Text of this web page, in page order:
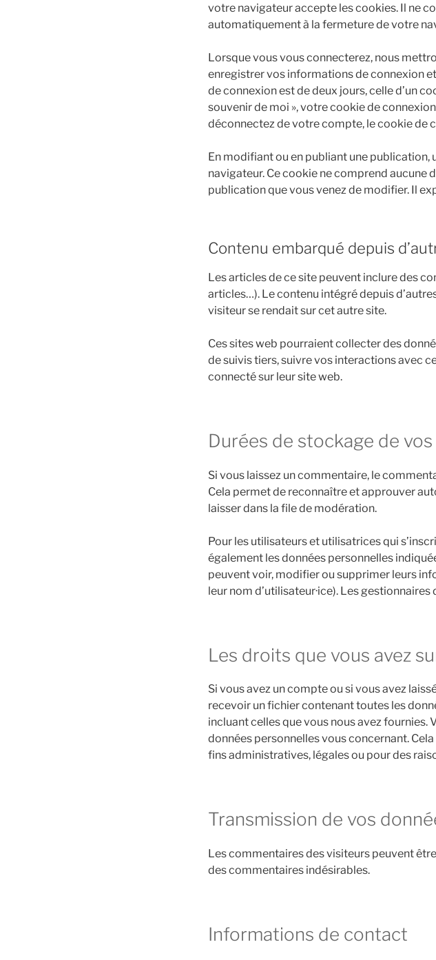
votre navigateur accepte les cookies. Il ne
automatiquement à la fermeture de votre
Lorsque vous vous connecterez, nous
enregistrer vos informations de connexion
de connexion est de deux jours, celle d’un
souvenir de moi », votre cookie de
déconnectez de votre compte, le cookie de
En modifiant ou en publiant une
navigateur. Ce cookie ne comprend aucune
publication que vous venez de modifier. Il
Contenu embarqué depuis
Les articles de ce site peuvent inclure des
articles…). Le contenu intégré depuis
visiteur se rendait sur cet autre site.
Ces sites web pourraient collecter des
de suivis tiers, suivre vos interactions avec
connecté sur leur site web.
Durées de stockage de
Si vous laissez un commentaire, le
Cela permet de reconnaître et approuver
laisser dans la file de modération.
Pour les utilisateurs et utilisatrices qui
également les données personnelles
peuvent voir, modifier ou supprimer leurs
leur nom d’utilisateur·ice). Les
Les droits que vous avez
Si vous avez un compte ou si vous avez
recevoir un fichier contenant toutes les
incluant celles que vous nous avez
données personnelles vous concernant.
fins administratives, légales ou pour des
Transmission de vos
Les commentaires des visiteurs peuvent
des commentaires indésirables.
Informations de contact